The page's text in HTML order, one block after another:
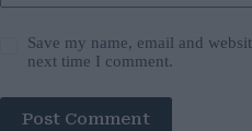
Save my name, email and
next time I comment.
Post Comment